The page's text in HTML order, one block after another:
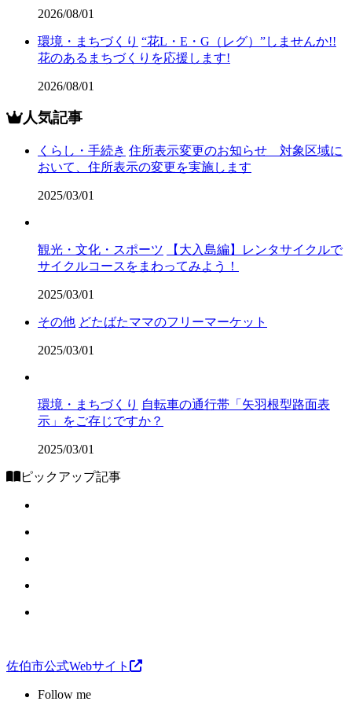
2026/08/01
環境・まちづくり “花L・E・G（レグ）”しませんか!!
花のあるまちづくりを応援します!
2026/08/01
人気記事
くらし・手続き 住所表示変更のお知らせ 対象区域に
おいて、住所表示の変更を実施します
2025/03/01
観光・文化・スポーツ
【大入島編】レンタサイクルで
サイクルコースをまわってみよう！
2025/03/01
その他 どたばたママのフリーマーケット
2025/03/01
環境・まちづくり 自転車の通行帯「矢羽根型路面表
示」をご存じですか？
2025/03/01
ピックアップ記事
佐伯市公式Webサイト
Follow me